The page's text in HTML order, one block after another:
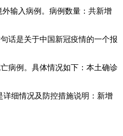
输入病例。病例数量：共新增
话是关于中国新冠疫情的一个报
病例。具体情况如下：本土确诊
详细情况及防控措施说明：新增